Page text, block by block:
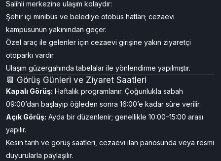
K2 Tipi Kapalı Cezaevi kapatılmıştır.
AyrıcaSalihli C Tipi Kapalı Cezaevi geçmişte hizmetten
çıkarılmıştır.
🚍 Ulaşım Bilgileri
Salihli merkezine ulaşım kolaydır:
Şehir içi minibüs ve belediye otobüs hatları; cezaevi
kampüsünün yakınından geçer.
Özel araç ile gelenler için cezaevi girişine yakın ziyaretçi
otoparkı vardır.
Ulaşım güzergahında tabelalar ile yönlendirme yapılmıştır.
📆 Görüş Günleri ve Ziyaret Saatleri
Kapalı Görüş:Haftalık programlanır. Çoğunlukla sabah
09:00’dan başlayıp öğleden sonra 16:00’e kadar süre verilir.